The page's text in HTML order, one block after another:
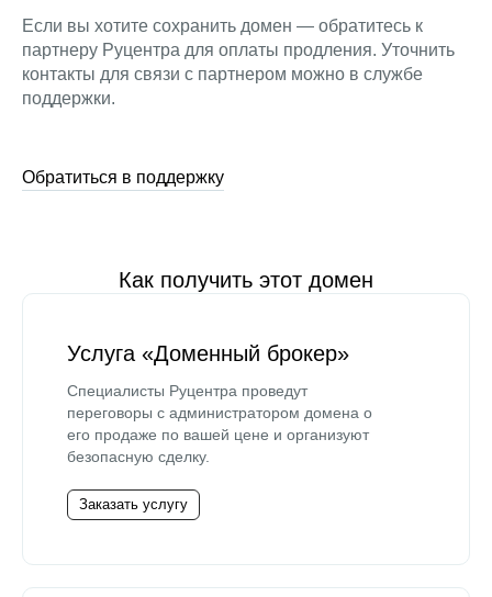
Если вы хотите сохранить домен — обратитесь к
партнеру Руцентра для оплаты продления. Уточнить
контакты для связи с партнером можно в службе
поддержки.
Обратиться в поддержку
Как получить этот домен
Услуга «Доменный брокер»
Специалисты Руцентра проведут
переговоры с администратором домена о
его продаже по вашей цене и организуют
безопасную сделку.
Заказать услугу